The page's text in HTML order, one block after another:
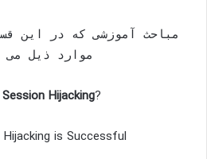
مباحث آموزشی که در این
موارد ذیل می
Session Hijacking?
Hijacking is Successful